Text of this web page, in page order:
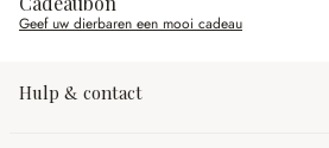
Geef uw dierbaren een mooi cadeau
Hulp & contact